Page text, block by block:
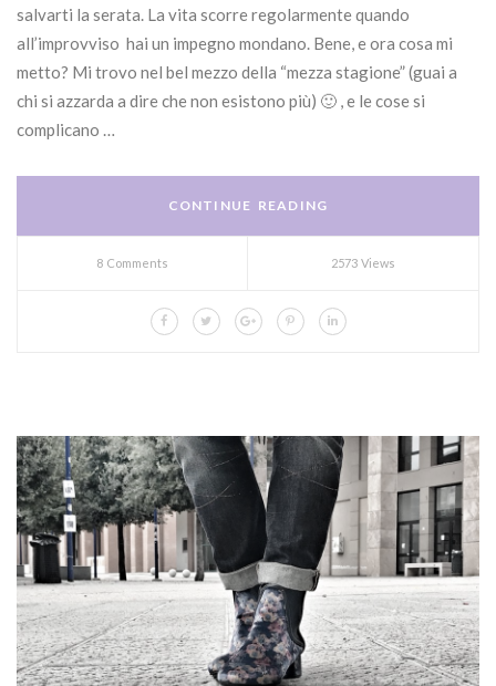
salvarti la serata. La vita scorre regolarmente quando
all’improvviso hai un impegno mondano. Bene, e ora cosa mi
metto? Mi trovo nel bel mezzo della “mezza stagione” (guai a
chi si azzarda a dire che non esistono più) 🙂 , e le cose si
complicano …
CONTINUE READING
8 Comments 2573 Views